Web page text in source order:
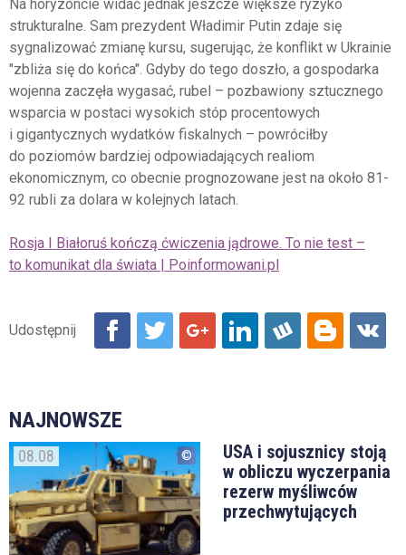
Na horyzoncie widać jednak jeszcze większe ryzyko
strukturalne. Sam prezydent Władimir Putin zdaje się
sygnalizować zmianę kursu, sugerując, że konflikt w Ukrainie
"zbliża się do końca". Gdyby do tego doszło, a gospodarka
wojenna zaczęła wygasać, rubel – pozbawiony sztucznego
wsparcia w postaci wysokich stóp procentowych
i gigantycznych wydatków fiskalnych – powróciłby
do poziomów bardziej odpowiadających realiom
ekonomicznym, co obecnie prognozowane jest na około 81-
92 rubli za dolara w kolejnych latach.
Rosja I Białoruś kończą ćwiczenia jądrowe. To nie test –
to komunikat dla świata | Poinformowani.pl
NAJNOWSZE
08.08
USA i sojusznicy stoją
w obliczu wyczerpania
rezerw myśliwców
przechwytujących